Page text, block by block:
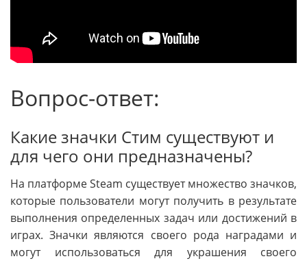
Вопрос-ответ:
Какие значки Стим существуют и
для чего они предназначены?
На платформе Steam существует множество значков,
которые пользователи могут получить в результате
выполнения определенных задач или достижений в
играх. Значки являются своего рода наградами и
могут использоваться для украшения своего